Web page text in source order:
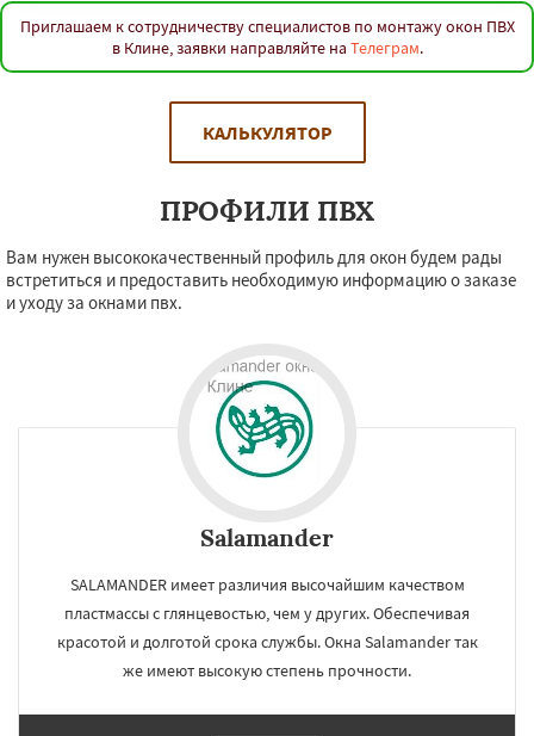
Приглашаем к сотрудничеству специалистов по монтажу окон ПВХ
в Клине, заявки направляйте на Телеграм.
КАЛЬКУЛЯТОР
ПРОФИЛИ ПВХ
Вам нужен высококачественный профиль для окон будем рады
встретиться и предоставить необходимую информацию о заказе
и уходу за окнами пвх.
Salamander
SALAMANDER имеет различия высочайшим качеством
пластмассы с глянцевостью, чем у других. Обеспечивая
красотой и долготой срока службы. Окна Salamander так
же имеют высокую степень прочности.